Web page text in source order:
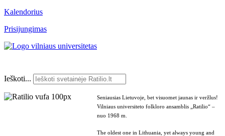
Kalendorius
Prisijungimas
Ieškoti...
Seniausias Lietuvoje, bet visuomet jaunas ir veržlus!
Vilniaus universiteto folkloro ansamblis „Ratilio“ –
nuo 1968 m.
The oldest one in Lithuania, yet always young and